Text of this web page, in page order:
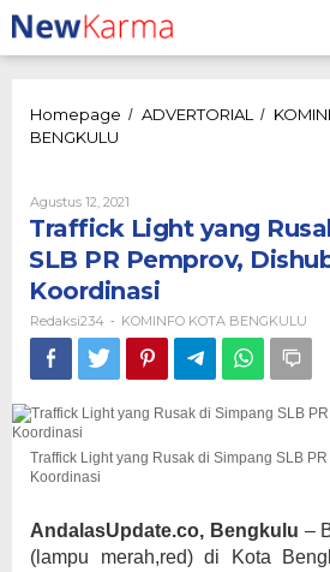
Lewati
ke
konten
Homepage / ADVERTORIAL /
BENGKULU
Rusak
di
Simpang
SLB
PR
Dishub
Kota
Sudah
Agustus 12, 2021
Redaksi234
Traffick Light yang
SLB PR Pemprov,
Koordinasi
Redaksi234 - KOMINFO KOTA BENGKULU
Traffick Light yang Rusak di Simpang SLB
Koordinasi
AndalasUpdate.co, Bengkulu –
(lampu merah,red) di Kota